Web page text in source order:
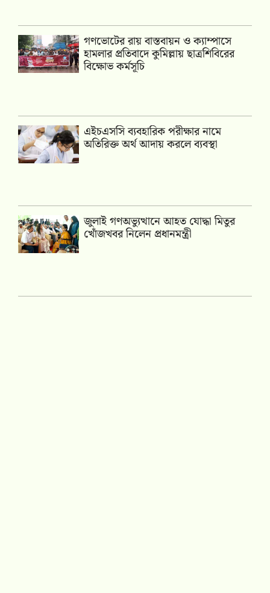
গণভোটের রায় বাস্তবায়ন ও ক্যাম্পাসে
হামলার প্রতিবাদে কুমিল্লায় ছাত্রশিবিরের
বিক্ষোভ কর্মসূচি
এইচএসসি ব্যবহারিক পরীক্ষার নামে
অতিরিক্ত অর্থ আদায় করলে ব্যবস্থা
জুলাই গণঅভ্যুত্থানে আহত যোদ্ধা মিতুর
খোঁজখবর নিলেন প্রধানমন্ত্রী